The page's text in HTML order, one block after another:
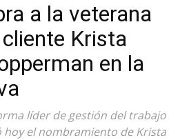
a la veterana
Krista
en la
líder de gestión del trabajo
hoy el nombramiento de Krista